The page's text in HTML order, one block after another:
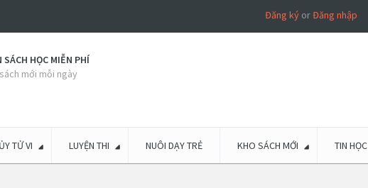
Đăng kýorĐăng nhập
SÁCH HỌC MIỄN PHÍ
mới mỗi ngày
TỬ VI LUYỆN THI NUÔI DẠY TRẺ KHO SÁCH MỚI TIN HỌC